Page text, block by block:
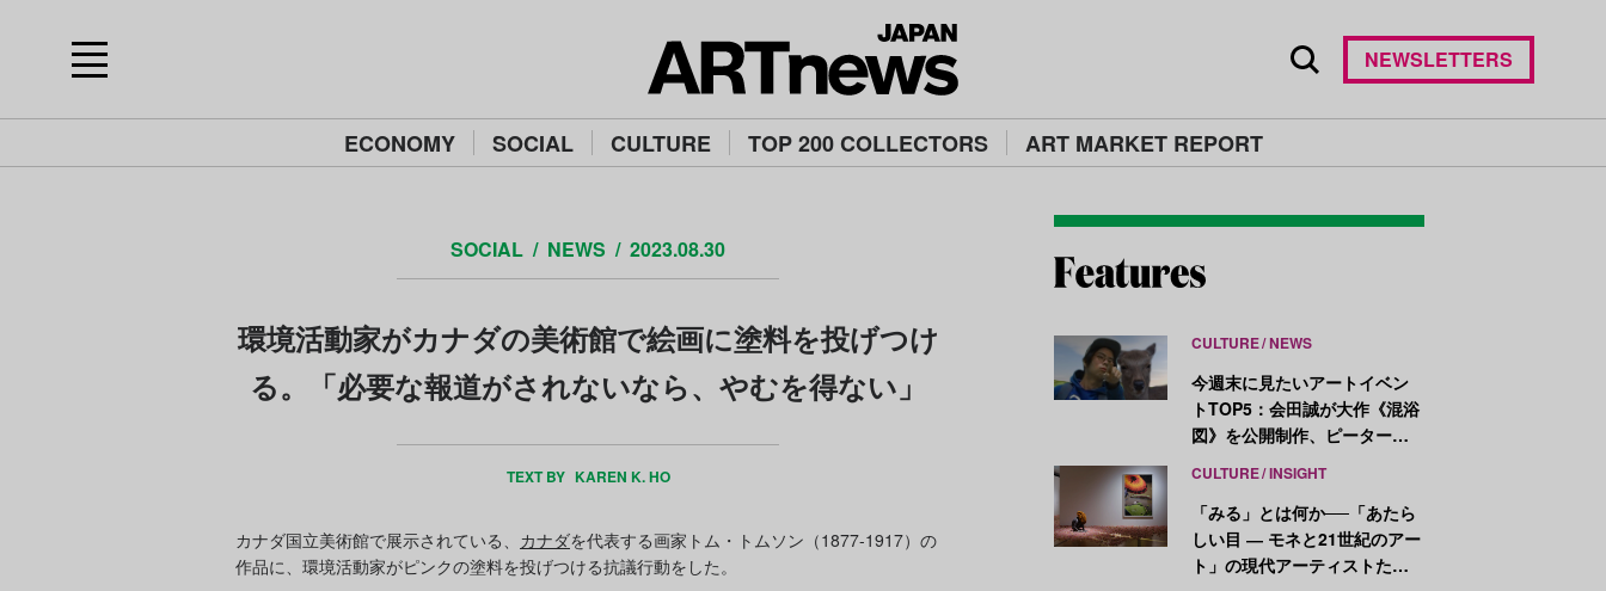
ECONOMY SOCIAL CULTURE TOP 200 COLLECTORS ART MARKET REPORT
NEWSLETTERS
SOCIAL NEWS 2023.08.30
環境活動家がカナダの美術館で絵画に塗料を投げつけ
る。「必要な報道がされないなら、やむを得ない」
TEXT BY KAREN K. HO
カナダ国立美術館で展示されている、 カナダを代表する画家トム・トムソン（1877-1917）の
作品に、環境活動家がピンクの塗料を投げつける抗議行動をした。
CULTURE NEWS
今週末に見たいアートイベン
トTOP5：会田誠が大作《混浴
図》を公開制作、ピーター・
CULTURE INSIGHT
「みる」とは何か──「あたら
しい目 ― モネと21世紀のアー
ト」の現代アーティストたち